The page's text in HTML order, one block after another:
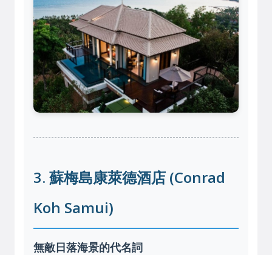
3. 蘇梅島康萊德酒店 (Conrad
Koh Samui)
無敵日落海景的代名詞